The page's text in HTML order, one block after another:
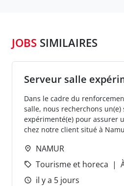
JOBS SIMILAIRES
Serveur salle
Dans le cadre du
salle, nous recherchons un(e)
expérimenté(e) pour assurer
chez notre client situé à
NAMUR
Tourisme et horeca
il y a 5 jours